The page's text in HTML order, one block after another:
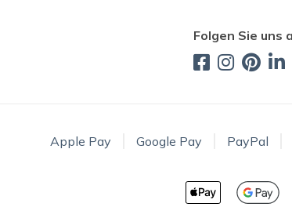
Folgen Sie uns
Apple Pay Google Pay PayPal